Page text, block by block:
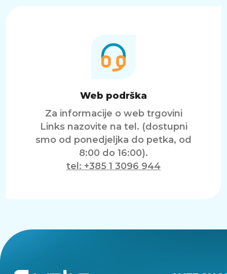
Web podrška
Za informacije o web trgovini
Links nazovite na tel. (dostupni
smo od ponedjeljka do petka, od
8:00 do 16:00).
tel: +385 1 3096 944